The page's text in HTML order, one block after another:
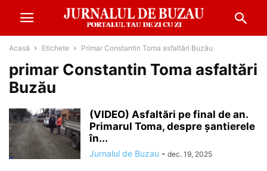
Acasă Etichete Primar Constantin Toma asfaltări Buzău
primar Constantin Toma asfaltări
Buzău
(VIDEO) Asfaltări pe final de an.
Primarul Toma, despre șantierele
în...
Jurnalul de Buzau - dec. 19, 2025